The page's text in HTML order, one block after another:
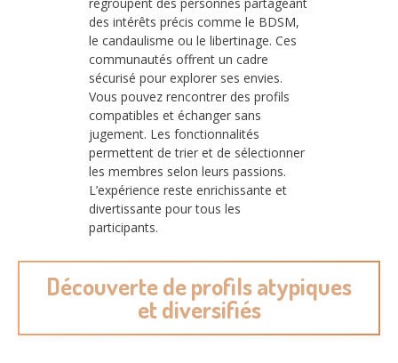
des intérêts précis comme le BDSM,
le candaulisme ou le libertinage. Ces
communautés offrent un cadre
sécurisé pour explorer ses envies.
Vous pouvez rencontrer des profils
compatibles et échanger sans
jugement. Les fonctionnalités
permettent de trier et de sélectionner
les membres selon leurs passions.
L’expérience reste enrichissante et
divertissante pour tous les
participants.
Découverte de profils atypiques
et diversifiés